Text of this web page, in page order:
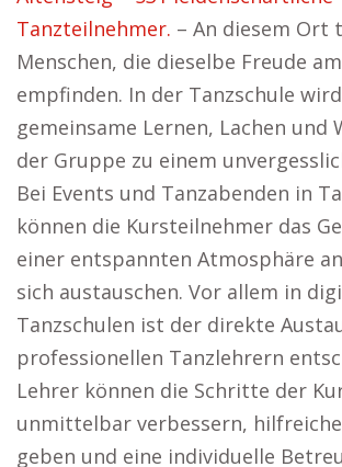
Tanzteilnehmer. – An diesem Ort
Menschen, die dieselbe Freude
empfinden. In der Tanzschule
gemeinsame Lernen, Lachen und
der Gruppe zu einem
Bei Events und Tanzabenden in
können die Kursteilnehmer das
einer entspannten Atmosphäre
sich austauschen. Vor allem in
Tanzschulen ist der direkte
professionellen Tanzlehrern
Lehrer können die Schritte der
unmittelbar verbessern,
geben und eine individuelle